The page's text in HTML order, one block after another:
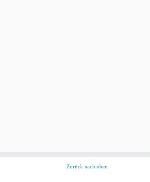
Zurück nach oben